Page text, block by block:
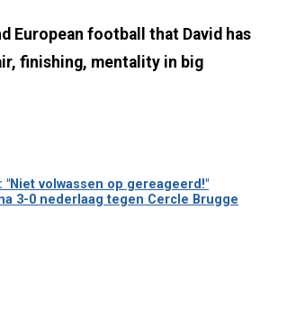
European football that David has
finishing, mentality in big
volwassen op gereageerd!"
3-0 nederlaag tegen Cercle Brugge